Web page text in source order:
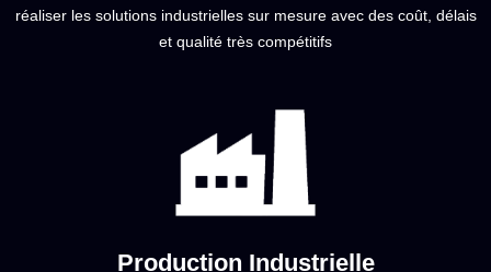
réaliser les solutions industrielles sur mesure avec des coût, délais
et qualité très compétitifs
Production Industrielle